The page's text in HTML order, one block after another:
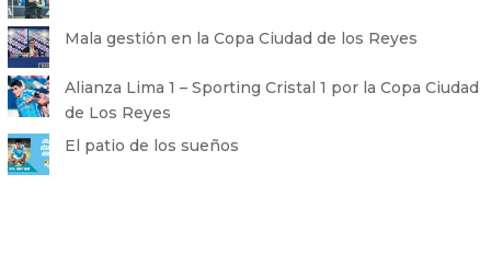
Mala gestión en la Copa Ciudad de los Reyes
Alianza Lima 1 – Sporting Cristal 1 por la Copa Ciudad
de Los Reyes
El patio de los sueños